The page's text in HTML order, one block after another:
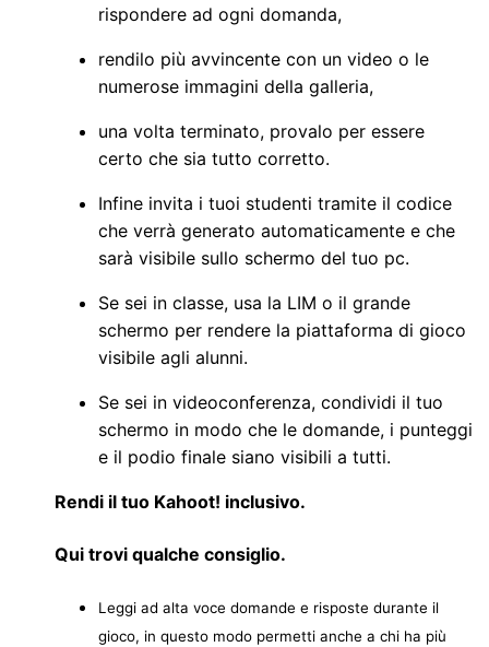
rispondere ad ogni domanda,
rendilo più avvincente con un video o le
numerose immagini della galleria,
una volta terminato, provalo per essere
certo che sia tutto corretto.
Infine invita i tuoi studenti tramite il codice
che verrà generato automaticamente e che
sarà visibile sullo schermo del tuo pc.
Se sei in classe, usa la LIM o il grande
schermo per rendere la piattaforma di gioco
visibile agli alunni.
Se sei in videoconferenza, condividi il tuo
schermo in modo che le domande, i punteggi
e il podio finale siano visibili a tutti.
Rendi il tuo Kahoot! inclusivo.
Qui trovi qualche consiglio.
Leggi ad alta voce domande e risposte durante il
gioco, in questo modo permetti anche a chi ha più